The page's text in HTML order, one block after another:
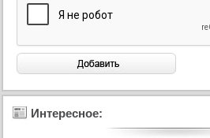
Интересное: